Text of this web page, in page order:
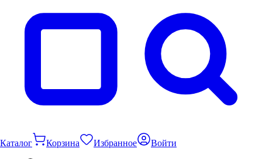
Каталог Корзина Избранное Войти